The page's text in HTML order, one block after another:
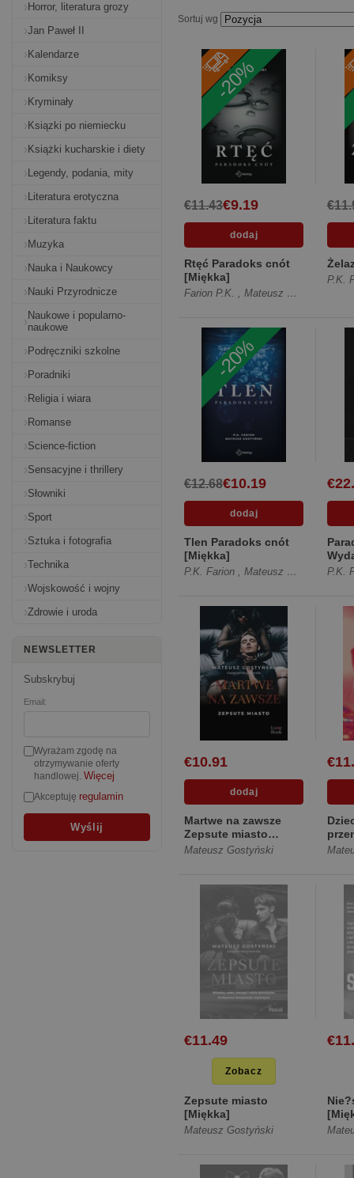
Horror, literatura grozy
Jan Paweł II
Kalendarze
Komiksy
Kryminały
Ksiązki po niemiecku
Książki kucharskie i diety
Legendy, podania, mity
Literatura erotyczna
Literatura faktu
Muzyka
Nauka i Naukowcy
Nauki Przyrodnicze
Naukowe i popularno-
naukowe
Podręczniki szkolne
Poradniki
Religia i wiara
Romanse
Science-fiction
Sensacyjne i thrillery
Słowniki
Sport
Sztuka i fotografia
Technika
Wojskowość i wojny
Zdrowie i uroda
NEWSLETTER
Subskrybuj
Email:
Wyrażam zgodę na
otrzymywanie oferty
handlowej. Więcej
Akceptuję regulamin
Sortuj wg
-20%
€9.19
€11.43
Rtęć Paradoks cnót
[Miękka]
Farion P.K. , Mateusz Gostyński
P.K.
-20%
€10.19
€12.68
Tlen Paradoks cnót
[Miękka]
P.K. Farion , Mateusz Gostyński P.K.
€10.91
Martwe na zawsze
Zepsute miasto
[Miękka]
Mateusz Gostyński
€11.49
Zobacz
Zepsute miasto
[Miękka]
Mateusz Gostyński